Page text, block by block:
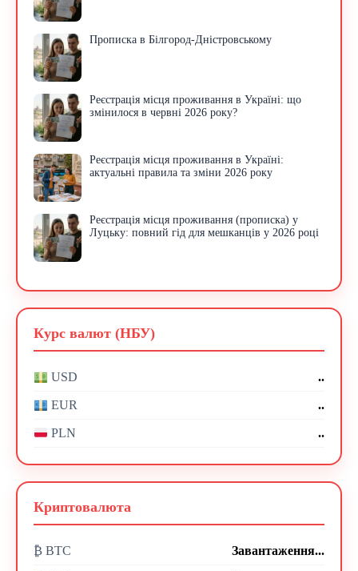
Прописка в Білгород-Дністровському
Реєстрація місця проживання в Україні: що
змінилося в червні 2026 року?
Реєстрація місця проживання в Україні:
актуальні правила та зміни 2026 року
Реєстрація місця проживання (прописка) у
Луцьку: повний гід для мешканців у 2026 році
Курс валют (НБУ)
USD ..
EUR ..
PLN ..
Криптовалюта
₿ BTC Завантаження...